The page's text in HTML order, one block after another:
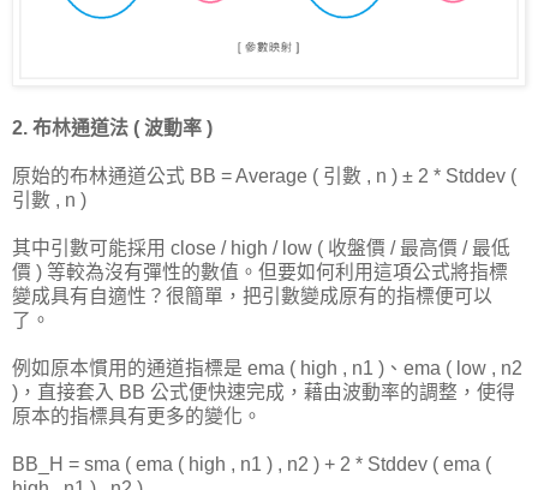
2. 布林通道法 ( 波動率 )
原始的布林通道公式 BB = Average ( 引數 , n ) ± 2 * Stddev (
引數 , n )
其中引數可能採用 close / high / low ( 收盤價 / 最高價 / 最低
價 ) 等較為沒有彈性的數值。但要如何利用這項公式將指標
變成具有自適性？很簡單，把引數變成原有的指標便可以
了。
例如原本慣用的通道指標是 ema ( high , n1 )、ema ( low , n2
)，直接套入 BB 公式便快速完成，藉由波動率的調整，使得
原本的指標具有更多的變化。
BB_H = sma ( ema ( high , n1 ) , n2 ) + 2 * Stddev ( ema (